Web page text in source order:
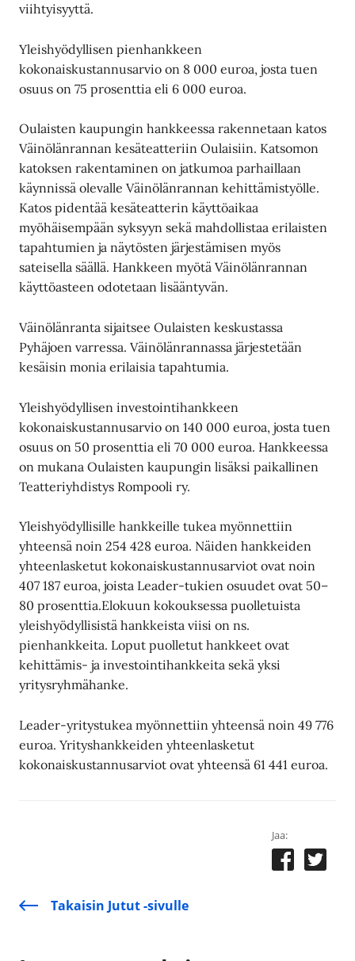
viihtyisyyttä.
Yleishyödyllisen pienhankkeen
kokonaiskustannusarvio on 8 000 euroa, josta tuen
osuus on 75 prosenttia eli 6 000 euroa.
Oulaisten kaupungin hankkeessa rakennetaan katos
Väinölänrannan kesäteatteriin Oulaisiin. Katsomon
katoksen rakentaminen on jatkumoa parhaillaan
käynnissä olevalle Väinölänrannan kehittämistyölle.
Katos pidentää kesäteatterin käyttöaikaa
myöhäisempään syksyyn sekä mahdollistaa erilaisten
tapahtumien ja näytösten järjestämisen myös
sateisella säällä. Hankkeen myötä Väinölänrannan
käyttöasteen odotetaan lisääntyvän.
Väinölänranta sijaitsee Oulaisten keskustassa
Pyhäjoen varressa. Väinölänrannassa järjestetään
kesäisin monia erilaisia tapahtumia.
Yleishyödyllisen investointihankkeen
kokonaiskustannusarvio on 140 000 euroa, josta tuen
osuus on 50 prosenttia eli 70 000 euroa. Hankkeessa
on mukana Oulaisten kaupungin lisäksi paikallinen
Teatteriyhdistys Rompooli ry.
Yleishyödyllisille hankkeille tukea myönnettiin
yhteensä noin 254 428 euroa. Näiden hankkeiden
yhteenlasketut kokonaiskustannusarviot ovat noin
407 187 euroa, joista Leader-tukien osuudet ovat 50–
80 prosenttia.Elokuun kokouksessa puolletuista
yleishyödyllisistä hankkeista viisi on ns.
pienhankkeita. Loput puolletut hankkeet ovat
kehittämis- ja investointihankkeita sekä yksi
yritysryhmähanke.
Leader-yritystukea myönnettiin yhteensä noin 49 776
euroa. Yrityshankkeiden yhteenlasketut
kokonaiskustannusarviot ovat yhteensä 61 441 euroa.
Jaa:
Takaisin Jutut -sivulle